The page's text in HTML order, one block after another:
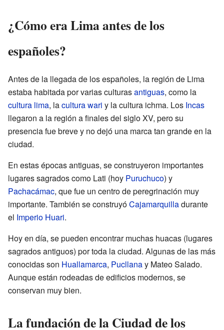
¿Cómo era Lima antes de los
españoles?
Antes de la llegada de los españoles, la región de Lima
estaba habitada por varias culturasantiguas, como la
cultura lima, lacultura wari y la cultura ichma. Los Incas
llegaron a la región a finales del siglo XV, pero su
presencia fue breve y no dejó una marca tan grande en la
ciudad.
En estas épocas antiguas, se construyeron importantes
lugares sagrados como Lati (hoy Puruchuco) y
Pachacámac, que fue un centro de peregrinación muy
importante. También se construyóCajamarquilladurante
el Imperio Huari.
Hoy en día, se pueden encontrar muchas huacas (lugares
sagrados antiguos) por toda la ciudad. Algunas de las más
conocidas son Huallamarca, Pucllanay Mateo Salado.
Aunque están rodeadas de edificios modernos, se
conservan muy bien.
La fundación de la Ciudad de los